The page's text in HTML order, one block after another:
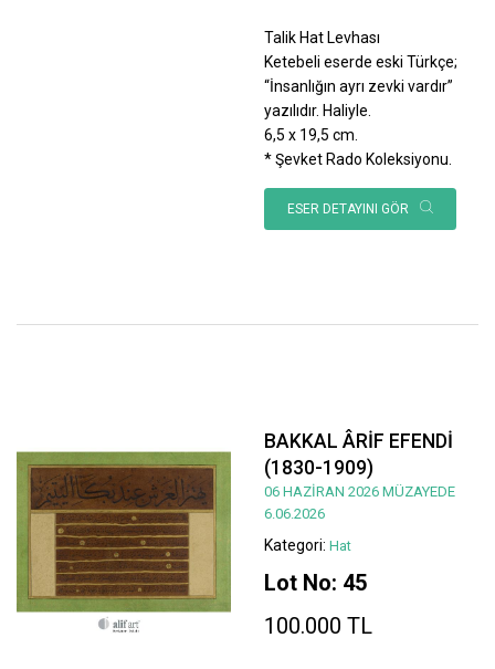
Talik Hat Levhası
Ketebeli eserde eski Türkçe;
“İnsanlığın ayrı zevki vardır”
yazılıdır. Haliyle.
6,5 x 19,5 cm.
* Şevket Rado Koleksiyonu.
ESER DETAYINI GÖR
BAKKAL ÂRİF EFENDİ
(1830-1909)
06 HAZİRAN 2026 MÜZAYEDE
6.06.2026
Kategori: Hat
Lot No: 45
100.000 TL